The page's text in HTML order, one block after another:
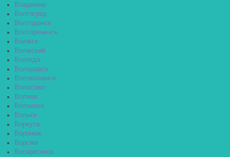
Владимир
Волгоград
Волгодонск
Волгореченск
Волжск
Волжский
Вологда
Володарск
Волоколамск
Волосово
Волхов
Волчанск
Вольск
Воркута
Воронеж
Ворсма
Воскресенск